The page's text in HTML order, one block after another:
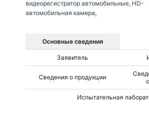
видеорегистратор автомобильные, HD-
автомобильная камера,
Основные сведения
Заявитель
Сведения о продукции
Испытательная